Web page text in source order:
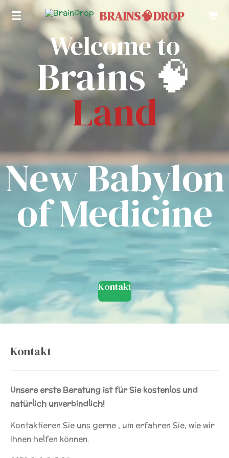
Zum
Hauptinhalt
BRAINS🧠DROP
Welcome to
Brains 🧠
Land
New Babylon
of Medicine
Kontakt
Kontakt
Unsere erste Beratung ist für Sie kostenlos und
natürlich unverbindlich!
Kontaktieren Sie uns gerne , um erfahren Sie, wie wir
Ihnen helfen können.